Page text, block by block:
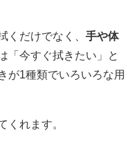
くだけでなく、 手や体
「今すぐ拭きたい」と
が1種類でいろいろな用
くれます。